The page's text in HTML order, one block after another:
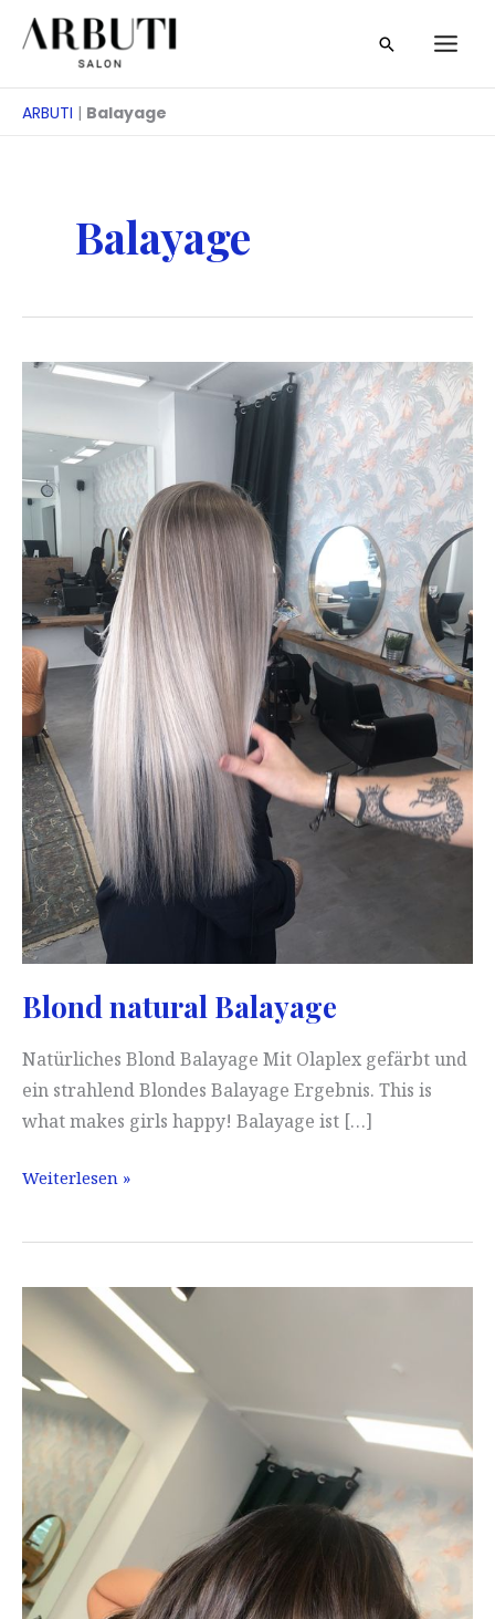
Treci
Căutare
ARBUTI | Balayage
Balayage
Blond natural Balayage
Natürliches Blond Balayage Mit Olaplex gefärbt und
ein strahlend Blondes Balayage Ergebnis. This is
what makes girls happy! Balayage ist […]
Blond
Balayage
Weiterlesen »